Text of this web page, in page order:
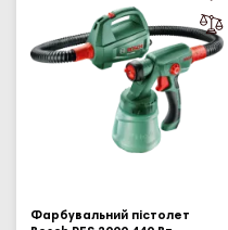
Фарбувальний пістолет